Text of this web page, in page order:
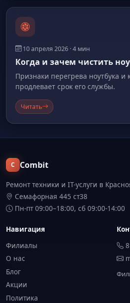
10 апреля 2026 · 4 мин
Когда и зачем чистить
Признаки перегрева ноутбука и
продлевает срок его службы.
Читать
C Combit
Ремонт техники и IT-услуги в
Семафорная 445 ст38
Пн-пт 09:00–18:00, сб 09:00-14:00
Навигация
Филиалы
О нас
Блог
Акции
Политика